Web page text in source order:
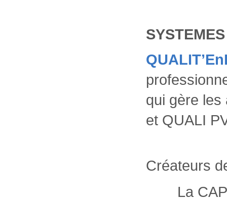
qui gère les
et QUALI
Créateurs
La